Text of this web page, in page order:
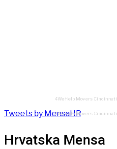
4WeHelp Movers Cincinnati
Tweets by MensaHR4WeHelp Movers Cincinnati
Hrvatska Mensa